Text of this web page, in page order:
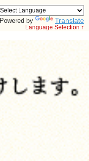
Powered by Translate
Language Selection ↑